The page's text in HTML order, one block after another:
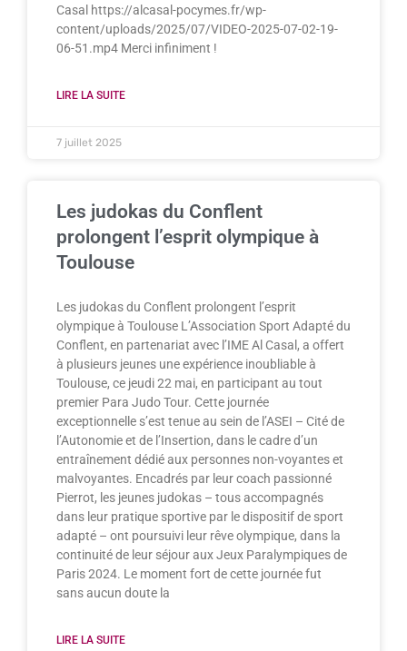
Casal https://alcasal-pocymes.fr/wp-
content/uploads/2025/07/VIDEO-2025-07-02-19-
06-51.mp4 Merci infiniment !
LIRE LA SUITE
7 juillet 2025
Les judokas du Conflent
prolongent l’esprit olympique à
Toulouse
Les judokas du Conflent prolongent l’esprit
olympique à Toulouse L’Association Sport Adapté du
Conflent, en partenariat avec l’IME Al Casal, a offert
à plusieurs jeunes une expérience inoubliable à
Toulouse, ce jeudi 22 mai, en participant au tout
premier Para Judo Tour. Cette journée
exceptionnelle s’est tenue au sein de l’ASEI – Cité de
l’Autonomie et de l’Insertion, dans le cadre d’un
entraînement dédié aux personnes non-voyantes et
malvoyantes. Encadrés par leur coach passionné
Pierrot, les jeunes judokas – tous accompagnés
dans leur pratique sportive par le dispositif de sport
adapté – ont poursuivi leur rêve olympique, dans la
continuité de leur séjour aux Jeux Paralympiques de
Paris 2024. Le moment fort de cette journée fut
sans aucun doute la
LIRE LA SUITE